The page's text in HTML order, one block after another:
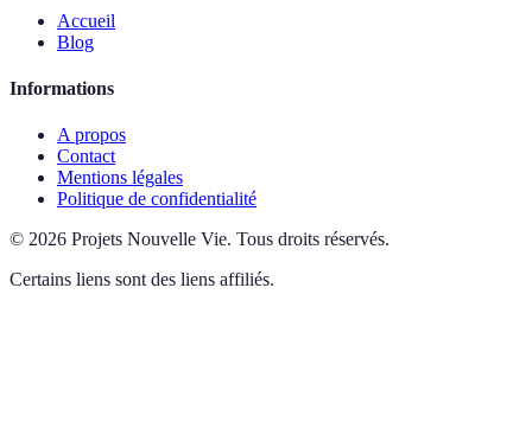
Accueil
Blog
Informations
A propos
Contact
Mentions légales
Politique de confidentialité
© 2026 Projets Nouvelle Vie. Tous droits réservés.
Certains liens sont des liens affiliés.